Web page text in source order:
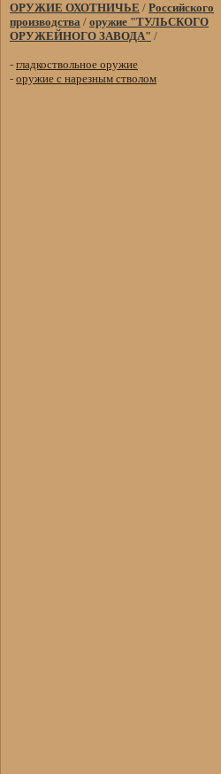
ОРУЖИЕ ОХОТНИЧЬЕ / Российского
производства / оружие "ТУЛЬСКОГО
ОРУЖЕЙНОГО ЗАВОДА" /
- гладкоствольное оружие
- оружие с нарезным стволом